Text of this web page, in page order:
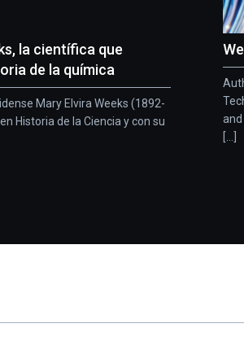
la científica que
de la química
Mary Elvira Weeks (1892-
Historia de la Ciencia y con su
and
[...]